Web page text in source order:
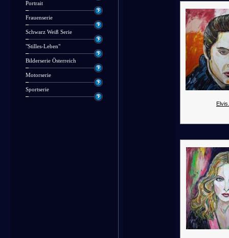
Portrait
Frauenserie
Schwarz Weiß Serie
"Stilles-Leben"
Bilderserie Österreich
Motorserie
Sportserie